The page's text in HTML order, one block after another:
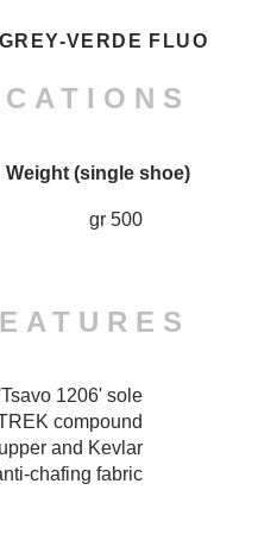
GREY-VERDE FLUO
Weight (single shoe)
500 gr
1206' sole
compound
and Kevlar
chafing fabric